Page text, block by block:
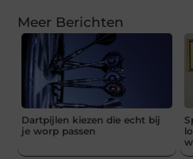
Meer Berichten
Dartpijlen kiezen die echt bij
je worp passen